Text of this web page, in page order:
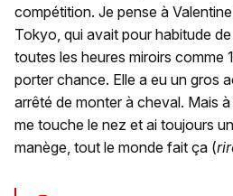
compétition. Je pense à
Tokyo, qui avait pour habitude
toutes les heures miroirs comme
porter chance. Elle a eu un gros
arrêté de monter à cheval. Mais
me touche le nez et ai toujours
manège, tout le monde fait ça (